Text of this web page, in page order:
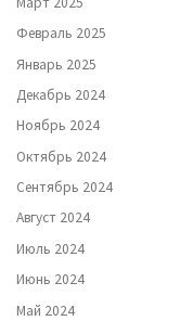
Февраль 2025
Январь 2025
Декабрь 2024
Ноябрь 2024
Октябрь 2024
Сентябрь 2024
Август 2024
Июль 2024
Июнь 2024
Май 2024